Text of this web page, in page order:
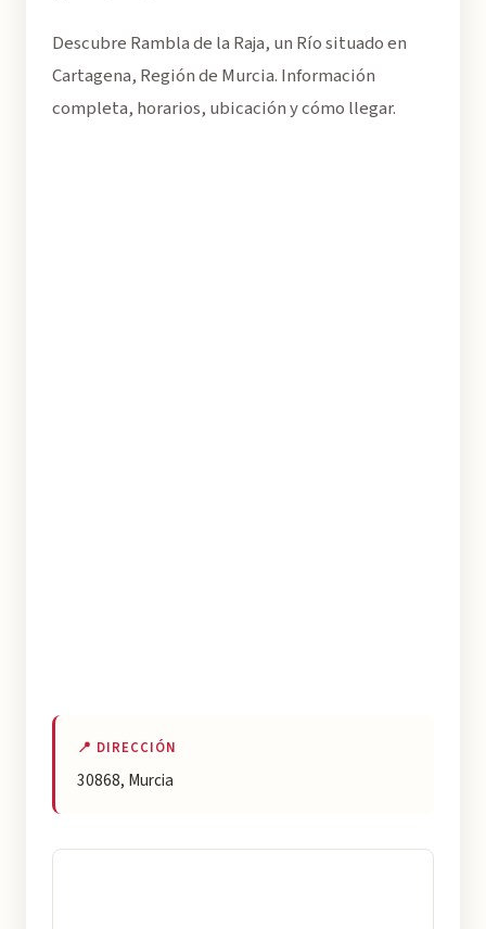
Descubre Rambla de la Raja, un Río situado en
Cartagena, Región de Murcia. Información
completa, horarios, ubicación y cómo llegar.
📍 DIRECCIÓN
30868, Murcia